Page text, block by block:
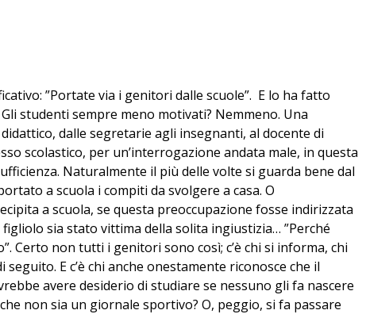
”Portate via i genitori dalle scuole”. E lo ha fatto
studenti sempre meno motivati? Nemmeno. Una
dalle segretarie agli insegnanti, al docente di
scolastico, per un’interrogazione andata male, in questa
Naturalmente il più delle volte si guarda bene dal
a scuola i compiti da svolgere a casa. O
a scuola, se questa preoccupazione fosse indirizzata
sia stato vittima della solita ingiustizia… ”Perché
Certo non tutti i genitori sono così; c’è chi si informa, chi
E c’è chi anche onestamente riconosce che il
avere desiderio di studiare se nessuno gli fa nascere
non sia un giornale sportivo? O, peggio, si fa passare